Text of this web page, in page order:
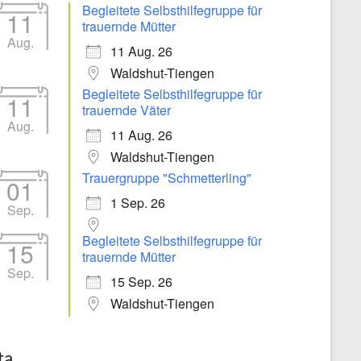
11
Aug.
Begleitete Selbsthilfegruppe für
trauernde Mütter
11 Aug. 26
Waldshut-Tiengen
11
Aug.
Begleitete Selbsthilfegruppe für
trauernde Väter
11 Aug. 26
Waldshut-Tiengen
01
Sep.
Trauergruppe "Schmetterling"
1 Sep. 26
15
Sep.
Begleitete Selbsthilfegruppe für
trauernde Mütter
15 Sep. 26
Waldshut-Tiengen